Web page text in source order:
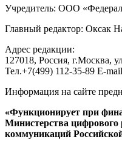
Учредитель: ООО
Главный редактор: Оксак
Адрес редакции:
127018, Россия, г.Москва,
Тел.+7(499) 112-35-89 E-
Информация на сайте
«Функционирует при
Министерства цифрового
коммуникаций